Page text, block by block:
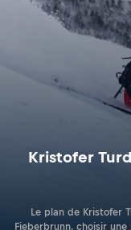
Kristofer
Le plan de Kristofer
Fieberbrunn, choisir